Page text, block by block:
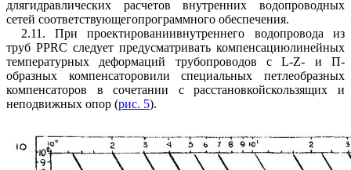
длягидравлических расчетов внутренних водопроводных
сетей соответствующегопрограммного обеспечения.
2.11. При проектированиивнутреннего водопровода из
труб PPRC следует предусматривать компенсациюлинейных
температурных деформаций трубопроводов сL-Z- и П-
образных компенсаторовили специальных петлеобразных
компенсаторов в сочетании с расстановкойскользящих и
неподвижных опор (рис. 5).